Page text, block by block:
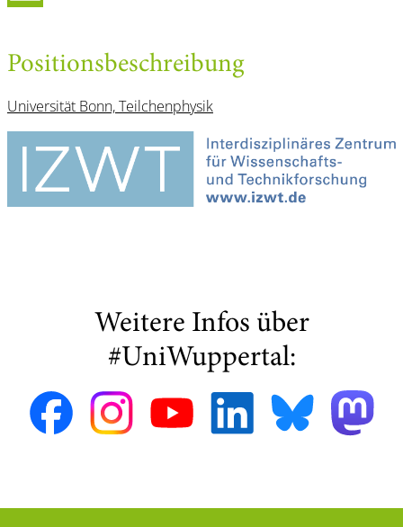
Positionsbeschreibung
Universität Bonn, Teilchenphysik
Weitere Infos über
#UniWuppertal: